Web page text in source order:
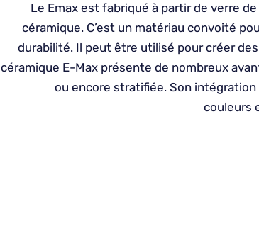
Le Emax est fabriqué à partir de verre
céramique. C’est un matériau convoité
durabilité. Il peut être utilisé pour créer
céramique E-Max présente de nombreux
ou encore stratifiée. Son
couleurs